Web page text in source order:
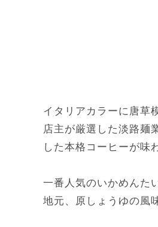
イタリアカラーに唐草
店主が厳選した淡路麺
した本格コーヒーが味
一番人気のいかめんた
地元、原しょうゆの風